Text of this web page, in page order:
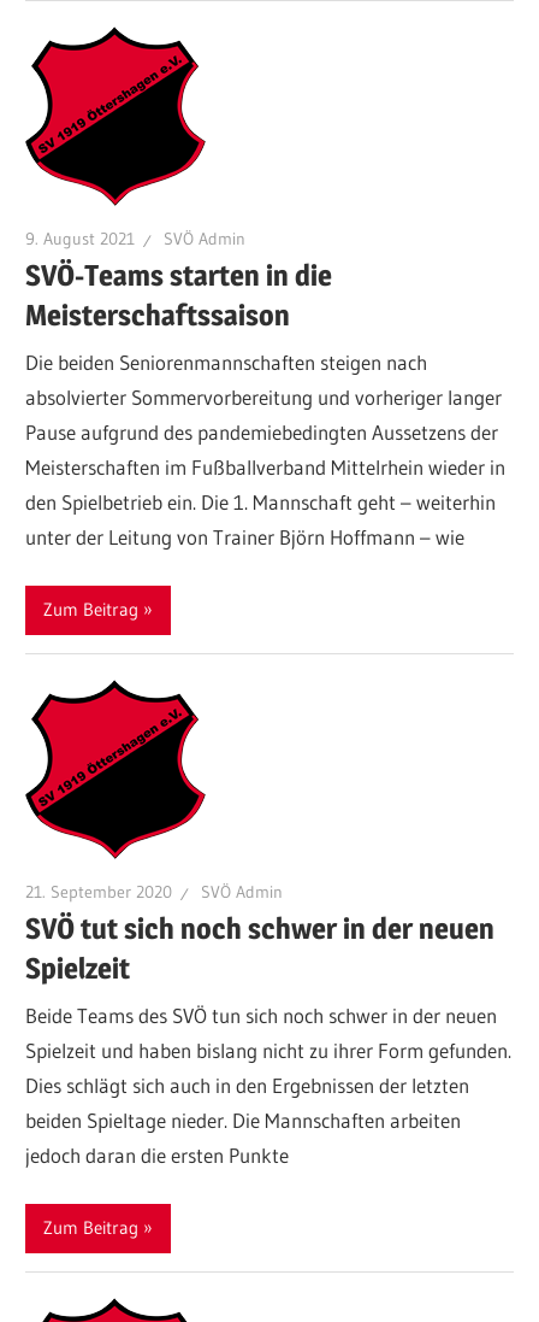
9. August 2021 SVÖ Admin
SVÖ-Teams starten in die
Meisterschaftssaison
Die beiden Seniorenmannschaften steigen nach
absolvierter Sommervorbereitung und vorheriger langer
Pause aufgrund des pandemiebedingten Aussetzens der
Meisterschaften im Fußballverband Mittelrhein wieder in
den Spielbetrieb ein. Die 1. Mannschaft geht – weiterhin
unter der Leitung von Trainer Björn Hoffmann – wie
Zum Beitrag
21. September 2020 SVÖ Admin
SVÖ tut sich noch schwer in der neuen
Spielzeit
Beide Teams des SVÖ tun sich noch schwer in der neuen
Spielzeit und haben bislang nicht zu ihrer Form gefunden.
Dies schlägt sich auch in den Ergebnissen der letzten
beiden Spieltage nieder. Die Mannschaften arbeiten
jedoch daran die ersten Punkte
Zum Beitrag